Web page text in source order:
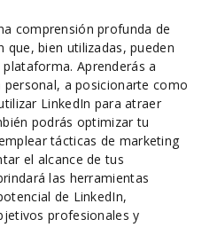
comprensión profunda de
que, bien utilizadas, pueden
Aprenderás a
a posicionarte como
LinkedIn para atraer
podrás optimizar tu
tácticas de marketing
el alcance de tus
las herramientas
de LinkedIn,
profesionales y